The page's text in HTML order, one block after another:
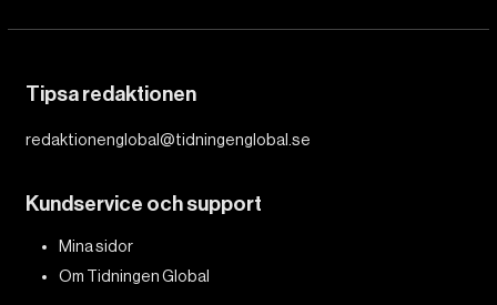
Tipsa redaktionen
redaktionenglobal@tidningenglobal.se
Kundservice och support
Mina sidor
Om Tidningen Global
DET GLOBALA PRESSTÖDET